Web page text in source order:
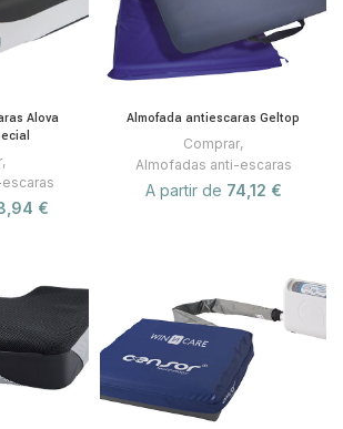
Alova
,
€
Almofada antiescaras Geltop
Comprar,
Almofadas anti-escaras
A partir de 74,12 €